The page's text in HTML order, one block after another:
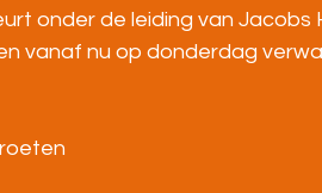
onder de leiding van
vanaf nu op donderdag